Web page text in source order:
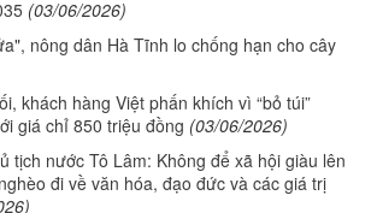
(03/06/2026)
nông dân Hà Tĩnh lo chống hạn cho cây
khách hàng Việt phấn khích vì “bỏ túi”
giá chỉ 850 triệu đồng (03/06/2026)
tịch nước Tô Lâm: Không để xã hội giàu lên
đi về văn hóa, đạo đức và các giá trị